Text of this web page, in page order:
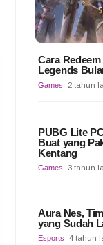
Cara
Legends
Games 2 tahun
PUBG Lite
Buat yang
Kentang
Games 3 tahun
Aura Nes,
yang Sudah
Esports 4 tahun